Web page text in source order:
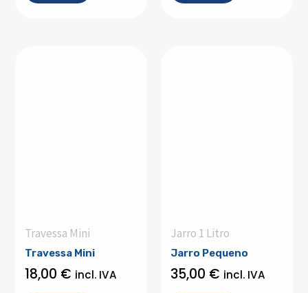
Travessa Mini
Travessa Mini
18,00 € incl. IVA
Jarro 1 Litro
Jarro Pequeno
35,00 € incl. IVA